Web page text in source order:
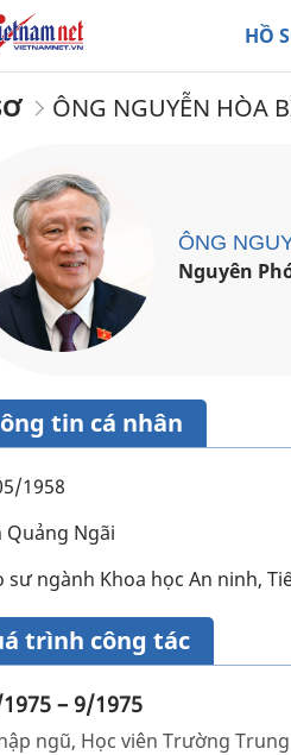
HỒ
ÔNG NGUYỄN HÒA
ÔNG
Nguyên
tin cá nhân
1958
Quảng Ngãi
sư ngành Khoa học An ninh,
trình công tác
– 9/1975
ngũ, Học viên Trường